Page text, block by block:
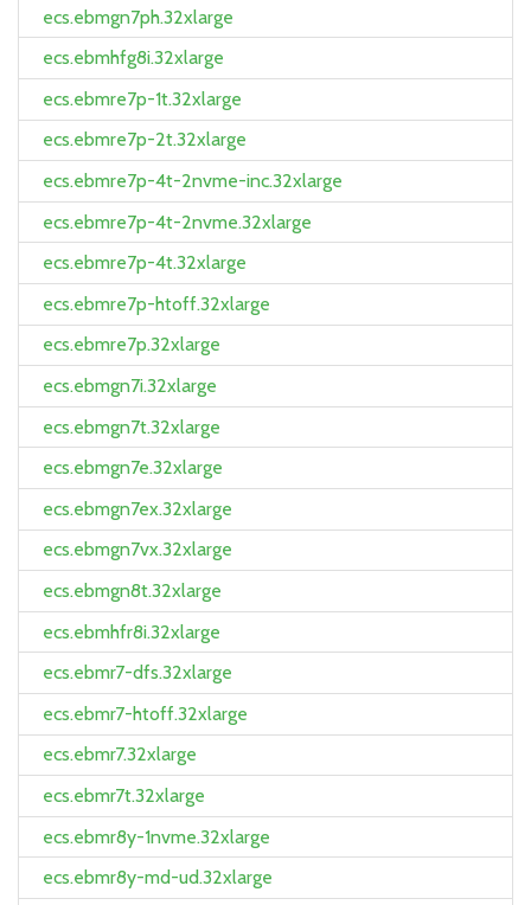
ecs.ebmgn7ph.32xlarge
ecs.ebmhfg8i.32xlarge
ecs.ebmre7p-1t.32xlarge
ecs.ebmre7p-2t.32xlarge
ecs.ebmre7p-4t-2nvme-inc.32xlarge
ecs.ebmre7p-4t-2nvme.32xlarge
ecs.ebmre7p-4t.32xlarge
ecs.ebmre7p-htoff.32xlarge
ecs.ebmre7p.32xlarge
ecs.ebmgn7i.32xlarge
ecs.ebmgn7t.32xlarge
ecs.ebmgn7e.32xlarge
ecs.ebmgn7ex.32xlarge
ecs.ebmgn7vx.32xlarge
ecs.ebmgn8t.32xlarge
ecs.ebmhfr8i.32xlarge
ecs.ebmr7-dfs.32xlarge
ecs.ebmr7-htoff.32xlarge
ecs.ebmr7.32xlarge
ecs.ebmr7t.32xlarge
ecs.ebmr8y-1nvme.32xlarge
ecs.ebmr8y-md-ud.32xlarge